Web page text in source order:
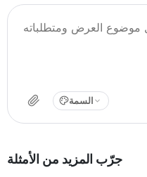
السمة
جرّب المزيد من الأمثلة